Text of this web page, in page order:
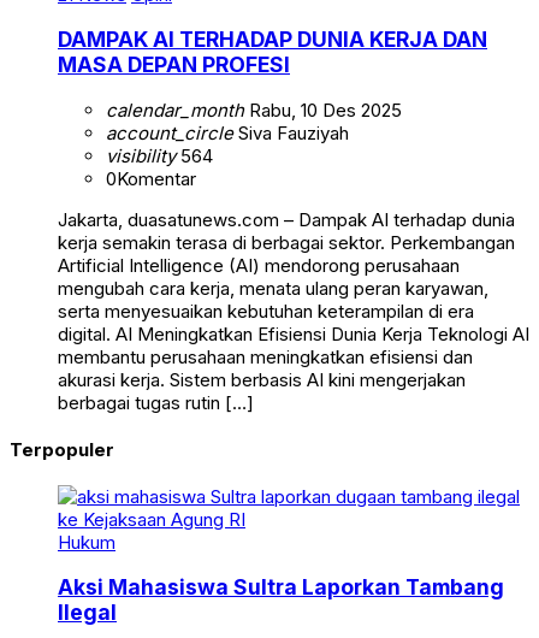
DAMPAK AI TERHADAP DUNIA KERJA DAN
MASA DEPAN PROFESI
calendar_monthRabu, 10 Des 2025
account_circleSiva Fauziyah
visibility564
0Komentar
Jakarta, duasatunews.com – Dampak AI terhadap dunia
kerja semakin terasa di berbagai sektor. Perkembangan
Artificial Intelligence (AI) mendorong perusahaan
mengubah cara kerja, menata ulang peran karyawan,
serta menyesuaikan kebutuhan keterampilan di era
digital. AI Meningkatkan Efisiensi Dunia Kerja Teknologi AI
membantu perusahaan meningkatkan efisiensi dan
akurasi kerja. Sistem berbasis AI kini mengerjakan
berbagai tugas rutin […]
Terpopuler
Hukum
Aksi Mahasiswa Sultra Laporkan Tambang
Ilegal